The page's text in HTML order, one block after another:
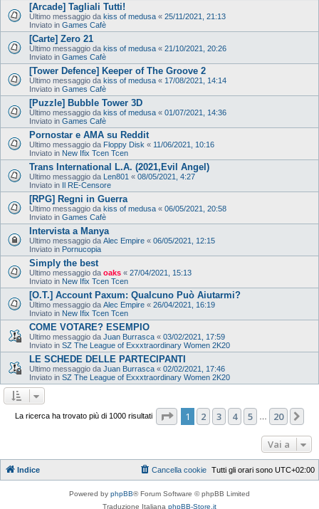
[Arcade] Tagliali Tutti!
Ultimo messaggio da kiss of medusa « 25/11/2021, 21:13
Inviato in Games Cafè
[Carte] Zero 21
Ultimo messaggio da kiss of medusa « 21/10/2021, 20:26
Inviato in Games Cafè
[Tower Defence] Keeper of The Groove 2
Ultimo messaggio da kiss of medusa « 17/08/2021, 14:14
Inviato in Games Cafè
[Puzzle] Bubble Tower 3D
Ultimo messaggio da kiss of medusa « 01/07/2021, 14:36
Inviato in Games Cafè
Pornostar e AMA su Reddit
Ultimo messaggio da Floppy Disk « 11/06/2021, 10:16
Inviato in New Ifix Tcen Tcen
Trans International L.A. (2021,Evil Angel)
Ultimo messaggio da Len801 « 08/05/2021, 4:27
Inviato in Il RE-Censore
[RPG] Regni in Guerra
Ultimo messaggio da kiss of medusa « 06/05/2021, 20:58
Inviato in Games Cafè
Intervista a Manya
Ultimo messaggio da Alec Empire « 06/05/2021, 12:15
Inviato in Pornucopia
Simply the best
Ultimo messaggio da oaks « 27/04/2021, 15:13
Inviato in New Ifix Tcen Tcen
[O.T.] Account Paxum: Qualcuno Può Aiutarmi?
Ultimo messaggio da Alec Empire « 26/04/2021, 16:19
Inviato in New Ifix Tcen Tcen
COME VOTARE? ESEMPIO
Ultimo messaggio da Juan Burrasca « 03/02/2021, 17:59
Inviato in SZ The League of Exxxtraordinary Women 2K20
LE SCHEDE DELLE PARTECIPANTI
Ultimo messaggio da Juan Burrasca « 02/02/2021, 17:46
Inviato in SZ The League of Exxxtraordinary Women 2K20
La ricerca ha trovato più di 1000 risultati Pagina di 20
1 2 3 4 5 20
Vai a
Indice Tutti gli orari sono UTC+02:00
Cancella cookie
Powered by phpBB® Forum Software © phpBB Limited
Traduzione Italiana phpBB-Store.it